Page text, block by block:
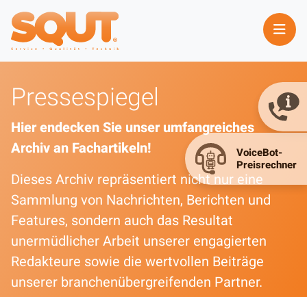
Pressespiegel
Hier endecken Sie unser umfangreiches
Archiv an Fachartikeln!
Dieses Archiv repräsentiert nicht nur eine
Sammlung von Nachrichten, Berichten und
Features, sondern auch das Resultat
unermüdlicher Arbeit unserer engagierten
Redakteure sowie die wertvollen Beiträge
unserer branchenübergreifenden Partner.